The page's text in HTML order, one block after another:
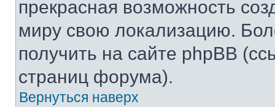
прекрасная возможность
миру свою локализацию.
получить на сайте phpBB
страниц форума).
Вернуться наверх